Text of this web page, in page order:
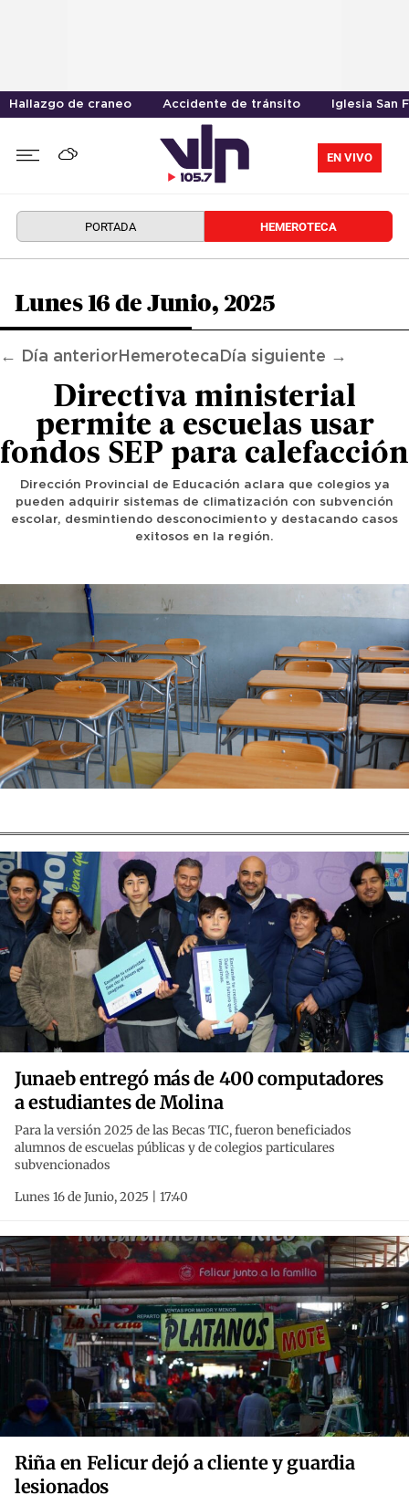
Hallazgo de craneo Accidente de tránsito Iglesia San
EN VIVO
PORTADA HEMEROTECA
Lunes 16 de Junio, 2025
← Día anterior Hemeroteca Día siguiente →
Directiva ministerial
permite a escuelas usar
fondos SEP para calefacción
Dirección Provincial de Educación aclara que colegios ya
pueden adquirir sistemas de climatización con subvención
escolar, desmintiendo desconocimiento y destacando casos
exitosos en la región.
Junaeb entregó más de 400 computadores
a estudiantes de Molina
Para la versión 2025 de las Becas TIC, fueron beneficiados
alumnos de escuelas públicas y de colegios particulares
subvencionados
Lunes 16 de Junio, 2025 | 17:40
Riña en Felicur dejó a cliente y guardia
lesionados